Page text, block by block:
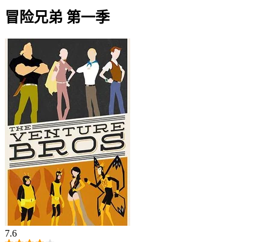
冒险兄弟 第一季
7.6